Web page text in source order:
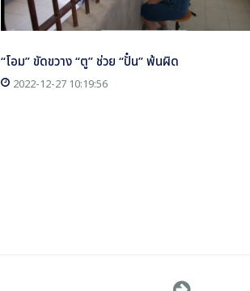
“โอม” ขัดขวาง “ตู” ช่วย “ปั๋น” พ้นผิด
2022-12-27 10:19:56